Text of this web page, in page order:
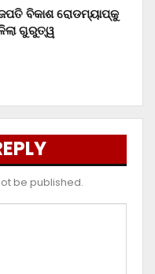
ବିକାଶ ରୋଡମ୍ୟାପ୍‌କୁ
ଗୁରୁତ୍ୱ
be published.